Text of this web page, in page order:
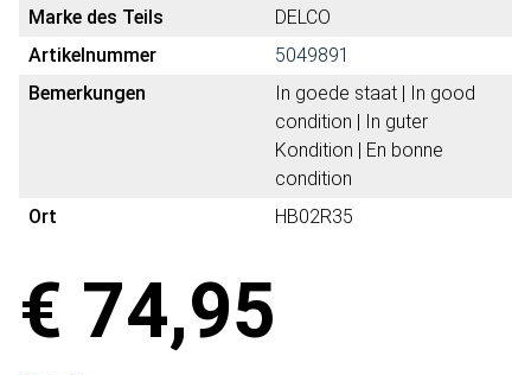
Marke des Teils
DELCO
Artikelnummer
5049891
Bemerkungen
In goede staat | In good
condition | In guter
Kondition | En bonne
condition
Ort
HB02R35
€ 74,95